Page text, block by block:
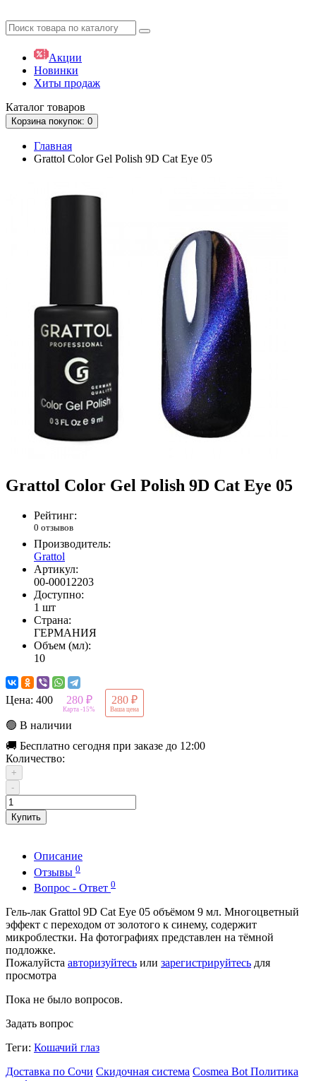
Акции
Новинки
Хиты продаж
Каталог товаров
Корзинапокупок: 0
Главная
Grattol Color Gel Polish 9D Cat Eye 05
Grattol Color Gel Polish 9D Cat Eye 05
Рейтинг:
0 отзывов
Производитель:
Grattol
Артикул:
00-00012203
Доступно:
1 шт
Страна:
ГЕРМАНИЯ
Объем (мл):
10
Цена: 400 280 ₽
Карта -15%
280 ₽
Ваша цена
🟢 В наличии
🚚 Бесплатно сегодня при заказе до 12:00
Количество:
+
-
Купить
Описание
Отзывы 0
Вопрос - Ответ 0
Гель-лак Grattol 9D Cat Eye 05 объёмом 9 мл. Многоцветный
эффект с переходом от золотого к синему, содержит
микроблестки. На фотографиях представлен на тёмной
подложке.
Пожалуйста авторизуйтесь или зарегистрируйтесь для
просмотра
Пока не было вопросов.
Задать вопрос
Теги: Кошачий глаз
Доставка по Сочи Скидочная система Cosmea Bot Политика